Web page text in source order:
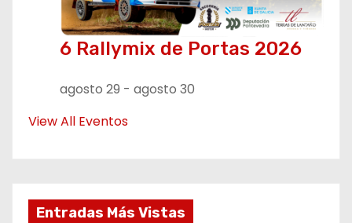
6 Rallymix de Portas 2026
agosto 29 - agosto 30
View All Eventos
Entradas Más Vistas